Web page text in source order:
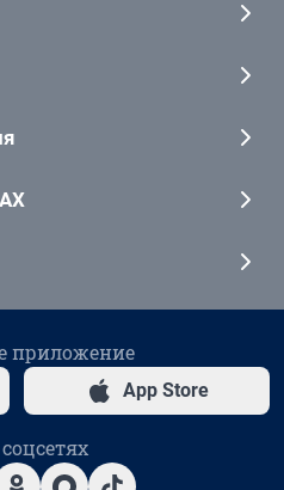
приложение
App Store